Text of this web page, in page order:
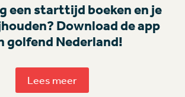
een starttijd boeken en je
Download de app
golfend Nederland!
Lees meer